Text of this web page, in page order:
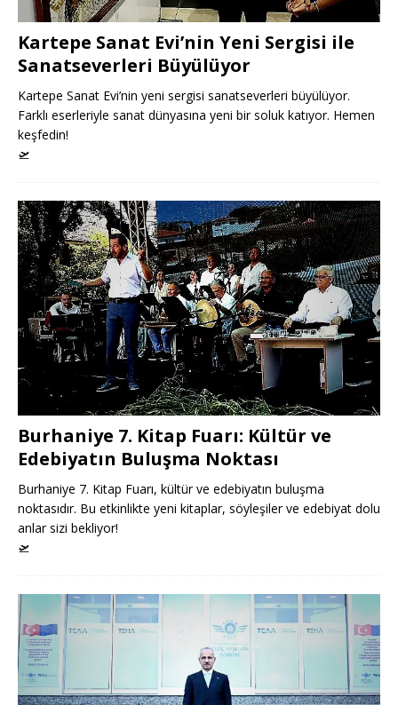
Kartepe Sanat Evi’nin Yeni Sergisi ile
Sanatseverleri Büyülüyor
Kartepe Sanat Evi’nin yeni sergisi sanatseverleri büyülüyor.
Farklı eserleriyle sanat dünyasına yeni bir soluk katıyor. Hemen
keşfedin!
🛫
Burhaniye 7. Kitap Fuarı: Kültür ve
Edebiyatın Buluşma Noktası
Burhaniye 7. Kitap Fuarı, kültür ve edebiyatın buluşma
noktasıdır. Bu etkinlikte yeni kitaplar, söyleşiler ve edebiyat dolu
anlar sizi bekliyor!
🛫